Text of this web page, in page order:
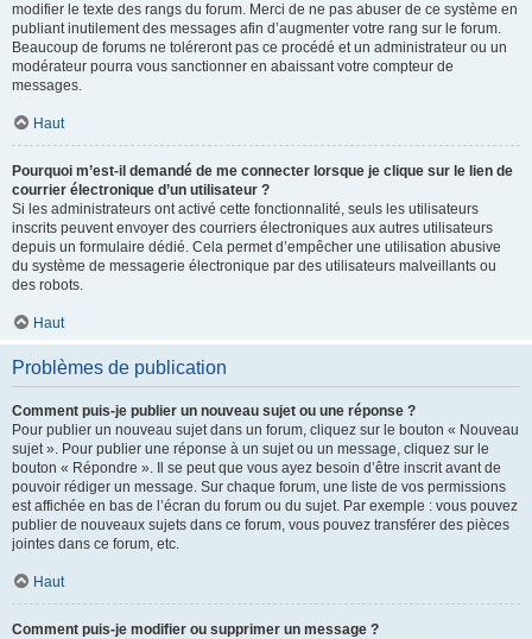
modifier le texte des rangs du forum. Merci de ne pas abuser de ce système en
publiant inutilement des messages afin d’augmenter votre rang sur le forum.
Beaucoup de forums ne toléreront pas ce procédé et un administrateur ou un
modérateur pourra vous sanctionner en abaissant votre compteur de
messages.
Haut
Pourquoi m’est-il demandé de me connecter lorsque je clique sur le lien de
courrier électronique d’un utilisateur ?
Si les administrateurs ont activé cette fonctionnalité, seuls les utilisateurs
inscrits peuvent envoyer des courriers électroniques aux autres utilisateurs
depuis un formulaire dédié. Cela permet d’empêcher une utilisation abusive
du système de messagerie électronique par des utilisateurs malveillants ou
des robots.
Haut
Problèmes de publication
Comment puis-je publier un nouveau sujet ou une réponse ?
Pour publier un nouveau sujet dans un forum, cliquez sur le bouton « Nouveau
sujet ». Pour publier une réponse à un sujet ou un message, cliquez sur le
bouton « Répondre ». Il se peut que vous ayez besoin d’être inscrit avant de
pouvoir rédiger un message. Sur chaque forum, une liste de vos permissions
est affichée en bas de l’écran du forum ou du sujet. Par exemple : vous pouvez
publier de nouveaux sujets dans ce forum, vous pouvez transférer des pièces
jointes dans ce forum, etc.
Haut
Comment puis-je modifier ou supprimer un message ?